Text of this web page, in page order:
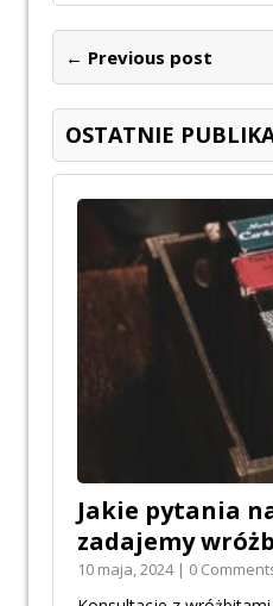
← Previous post
OSTATNIE
Jakie pytania
zadajemy
10 maja, 2024 | 0